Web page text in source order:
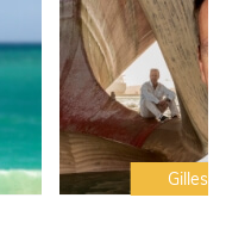
Gilles